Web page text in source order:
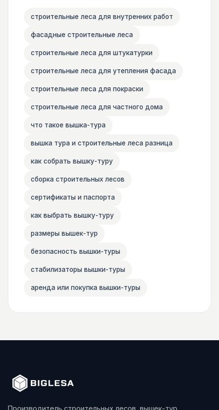
строительные леса для внутренних работ
фасадные строительные леса
строительные леса для штукатурки
строительные леса для утепления фасада
строительные леса для покраски
строительные леса для частного дома
что такое вышка-тура
вышка тура и строительные леса разница
как собрать вышку-туру
сборка строительных лесов
сертификаты и паспорта
как выбрать вышку-туру
размеры вышек-тур
безопасность вышки-туры
стабилизаторы вышки-туры
аренда или покупка вышки-туры
Производитель строительных лесов, вышек-тур,